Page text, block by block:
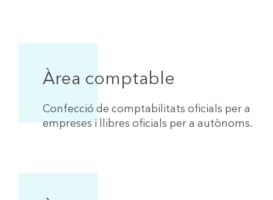
Àrea comptable
Confecció de comptabilitats oficials per a
empreses i llibres oficials per a autònoms.